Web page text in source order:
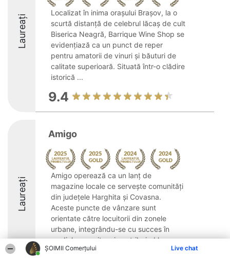
ȘOIMII Comerțului Live chat
Laureați
Localizat în inima orașului Brașov, la o
scurtă distanță de celebrul lăcaș de cult
Biserica Neagră, Barrique Wine Shop se
evidențiază ca un punct de reper
pentru amatorii de vinuri și băuturi de
calitate superioară. Situată într-o clădire
istorică ...
9.4
Laureați
Amigo
Amigo operează ca un lanț de
magazine locale ce servește comunități
din județele Harghita și Covasna.
Aceste puncte de vânzare sunt
orientate către locuitorii din zonele
urbane, integrându-se cu succes în
mediul comunitar și contribuind la ...